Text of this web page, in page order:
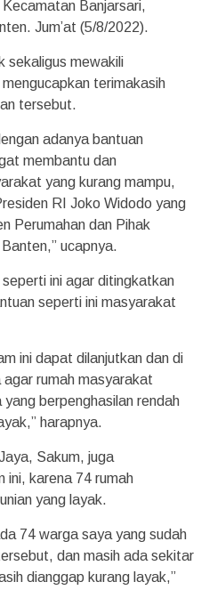
Banjarsari,
Jum’at (5/8/2022).
sekaligus mewakili
terimakasih
tersebut.
adanya bantuan
membantu dan
yang kurang mampu,
RI Joko Widodo yang
Perumahan dan Pihak
ucapnya.
ini agar ditingkatkan
seperti ini masyarakat
ini dapat dilanjutkan dan di
agar rumah masyarakat
berpenghasilan rendah
harapnya.
Sakum, juga
ini, karena 74 rumah
yang layak.
74 warga saya yang sudah
dan masih ada sekitar
dianggap kurang layak,”